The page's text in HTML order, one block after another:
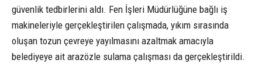
güvenlik tedbirlerini aldı. Fen İşleri Müdürlüğüne bağlı iş
makineleriyle gerçekleştirilen çalışmada, yıkım sırasında
oluşan tozun çevreye yayılmasını azaltmak amacıyla
belediyeye ait arazözle sulama çalışması da gerçekleştirildi.